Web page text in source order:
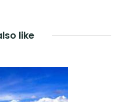
like